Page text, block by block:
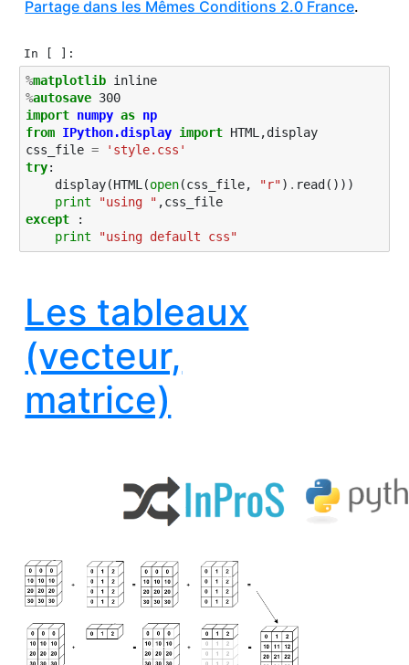
Partage dans les Mêmes Conditions 2.0 France.
In [ ]:
%matplotlib
%autosave
import numpy as np
from IPython.display import HTML ,display
css_file =
'style.css'
try:
display(HTML (open(css_file, "r") . read ()))
print
"using " ,css_file
except
:
print
"using default css"
Les tableaux
(vecteur,
matrice)